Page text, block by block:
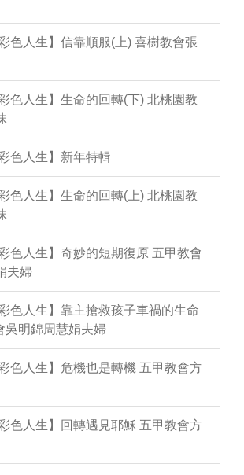
色人生】信靠順服(上) 喜樹教會張
色人生】生命的回轉(下) 北桃園教
色人生】新年特輯
色人生】生命的回轉(上) 北桃園教
色人生】奇妙的短期復原 五甲教會
夫婦
色人生】靠主搶救孩子車禍的生命
吳明錦周慧娟夫婦
色人生】危機也是轉機 五甲教會方
色人生】回轉遇見耶穌 五甲教會方